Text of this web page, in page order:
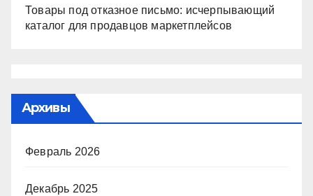
Товары под отказное письмо: исчерпывающий
каталог для продавцов маркетплейсов
Архивы
Февраль 2026
Декабрь 2025